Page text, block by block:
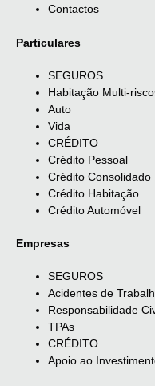
Contactos
Particulares
SEGUROS
Habitação Multi-
Auto
Vida
CRÉDITO
Crédito Pessoal
Crédito Consolidado
Crédito Habitação
Crédito Automóvel
Empresas
SEGUROS
Acidentes de
Responsabilidade
TPAs
CRÉDITO
Apoio ao